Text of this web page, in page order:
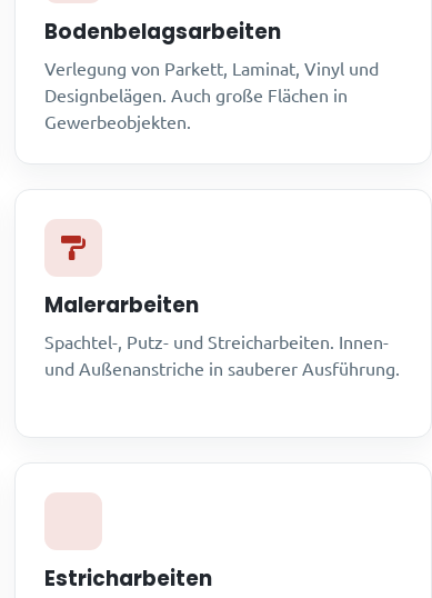
Bodenbelagsarbeiten
Verlegung von Parkett, Laminat, Vinyl und
Designbelägen. Auch große Flächen in
Gewerbeobjekten.
Malerarbeiten
Spachtel-, Putz- und Streicharbeiten. Innen-
und Außenanstriche in sauberer Ausführung.
Estricharbeiten